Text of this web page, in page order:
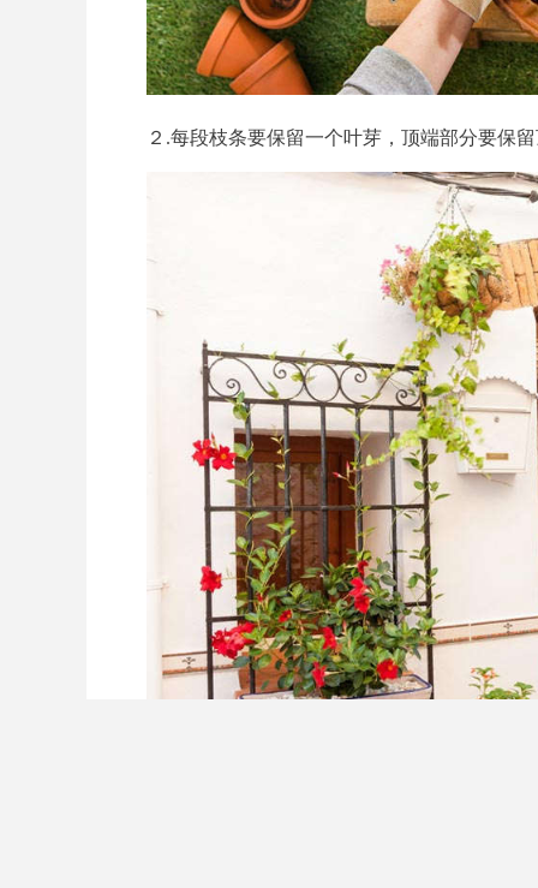
２.每段枝条要保留一个叶芽，顶端部分要保